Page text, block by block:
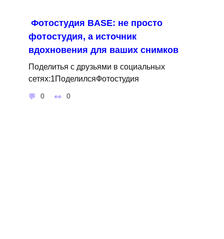
Фотостудия BASE: не просто
фотостудия, а источник
вдохновения для ваших снимков
Поделитья с друзьями в социальных
сетях:1ПоделилсяФотостудия
0 0